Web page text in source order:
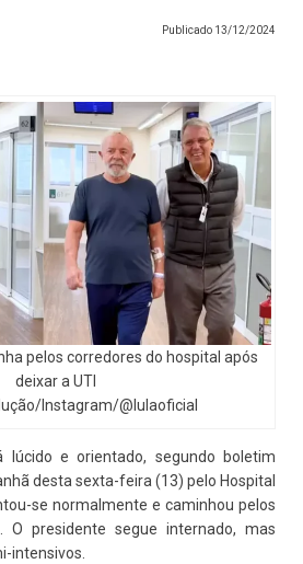
Publicado 13/12/2024
pelos corredores do hospital após
deixar a UTI
Instagram/@lulaoficial
lúcido e orientado, segundo boletim
desta sexta-feira (13) pelo Hospital
se normalmente e caminhou pelos
O presidente segue internado, mas
intensivos.